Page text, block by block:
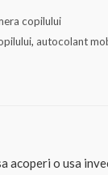
copilului
, autocolant
acoperi o usa